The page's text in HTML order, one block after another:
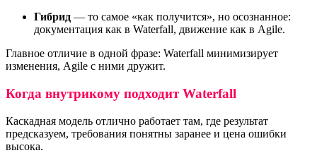
Гибрид — то самое «как получится», но осознанное:
документация как в Waterfall, движение как в Agile.
Главное отличие в одной фразе: Waterfall минимизирует
изменения, Agile с ними дружит.
Когда внутрикому подходит Waterfall
Каскадная модель отлично работает там, где результат
предсказуем, требования понятны заранее и цена ошибки
высока.